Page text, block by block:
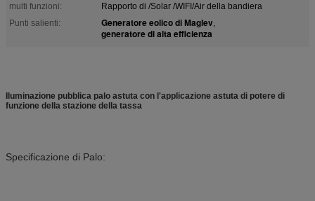
multi funzioni:
Rapporto di /Solar /WIFI/Air della bandiera
Punti salienti:
Generatore eolico di Maglev,
generatore di alta efficienza
Iluminazione pubblica palo astuta con l'applicazione astuta di potere di
funzione della stazione della tassa
Specificazione di Palo: